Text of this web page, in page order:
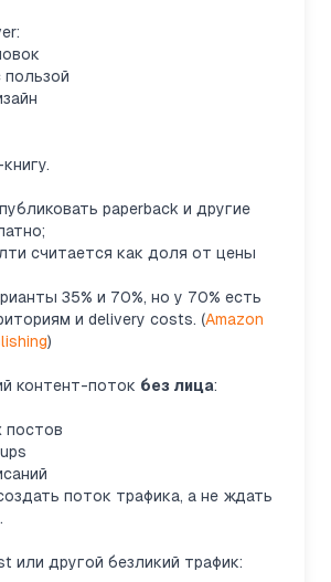
пользой
paperback и другие
считается как доля от цены
35% и 70%, но у 70% есть
и delivery costs. (Amazon
)
контент-поток без лица:
постов
поток трафика, а не ждать
или другой безликий трафик: